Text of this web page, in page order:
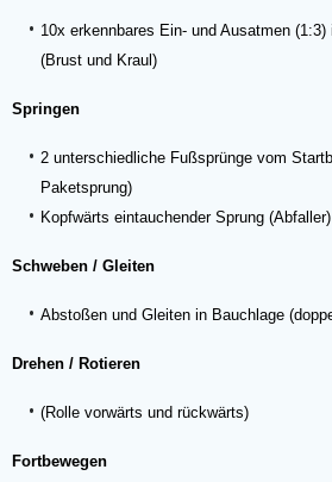
10x erkennbares Ein- und Ausatmen
(Brust und Kraul)
Springen
2 unterschiedliche Fußsprünge vom
Paketsprung)
Kopfwärts eintauchender Sprung
Schweben / Gleiten
Abstoßen und Gleiten in Bauchlage
Drehen / Rotieren
(Rolle vorwärts und rückwärts)
Fortbewegen